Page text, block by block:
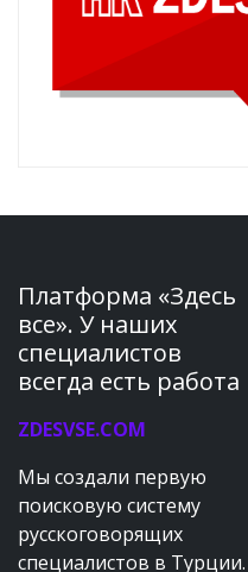
Платформа «Здесь
все». У наших
специалистов
всегда есть работа
ZDESVSE.COM
Мы создали первую
поисковую систему
русскоговорящих
специалистов в Турции.